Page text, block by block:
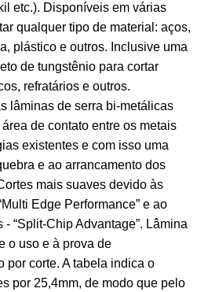
etc.). Disponíveis em várias
qualquer tipo de material: aços,
plástico e outros. Inclusive uma
de tungstênio para cortar
refratários e outros.
lâminas de serra bi-metálicas
de contato entre os metais
existentes e com isso uma
e ao arrancamento dos
mais suaves devido às
Edge Performance” e ao
“Split-Chip Advantage”. Lâmina
o uso e à prova de
por corte. A tabela indica o
por 25,4mm, de modo que pelo